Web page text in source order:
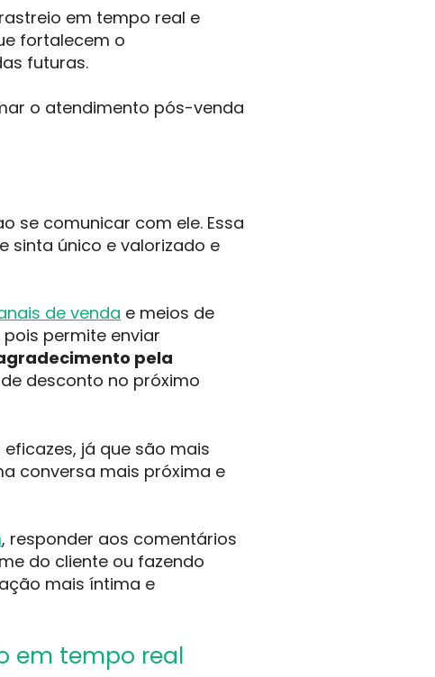
em tempo real e
fortalecem o
futuras.
o atendimento pós-venda
se comunicar com ele. Essa
sinta único e valorizado e
de venda e meios de
permite enviar
pela
desconto no próximo
já que são mais
conversa mais próxima e
, responder aos comentários
do cliente ou fazendo
mais íntima e
em tempo real